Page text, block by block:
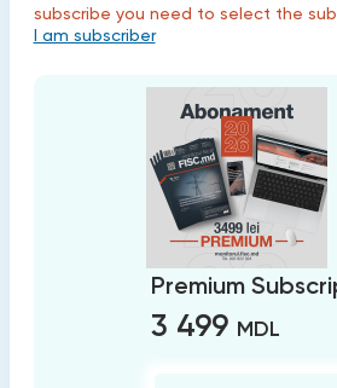
subscribe you need to select the
I am subscriber
Premium
3 499 MDL